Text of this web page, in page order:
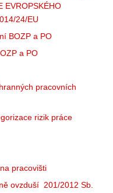
EVROPSKÉHO
24/EU
BOZP a PO
a PO
pracovních
rizik práce
pracovišti
ovzduší 201/2012 Sb.